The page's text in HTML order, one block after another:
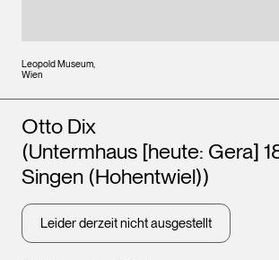
Leopold Museum,
Wien
Künstler*innen
Otto Dix
(Untermhaus [heute: Gera]
Singen (Hohentwiel))
Leider derzeit nicht ausgestellt